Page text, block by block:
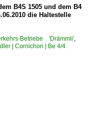
B4S 1505 und dem B4
die Haltestelle
Betriebe 'Drämmli'
| Cornichon | Be 4/4